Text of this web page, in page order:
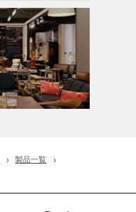
製品一覧